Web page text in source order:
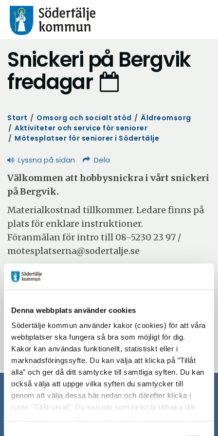
Denna webbplats använder cookies
Södertälje kommun använder kakor (cookies) för att våra
webbplatser ska fungera så bra som möjligt för dig.
Kakor kan användas funktionellt, statistiskt eller i
marknadsföringssyfte. Du kan välja att klicka på ”Tillåt
alla” och ger då ditt samtycke till samtliga syften. Du kan
också välja att uppge vilka syften du samtycker till
genom att välja dessa här nedan och därefter klicka i
rutan ”Tillåt urval”. Du kan när som helst ta tillbaka ditt
Snickeri på Bergvik
fredagar
Start / Omsorg och socialt stöd / Äldreomsorg
/ Aktiviteter och service för seniorer
/ Mötesplatser för seniorer i Södertälje
Lyssna på sidan Dela
Välkommen att hobbysnickra i vårt snickeri
på Bergvik.
Materialkostnad tillkommer. Ledare finns på
plats för enklare instruktioner.
Föranmälan för intro till 08-5230 23 97 /
motesplatserna@sodertalje.se
Evenemangsinformation
Mötesplatsen Bergvik
2026
10:00 - 14:30
Södertälje kommun
151 89 Södertälje